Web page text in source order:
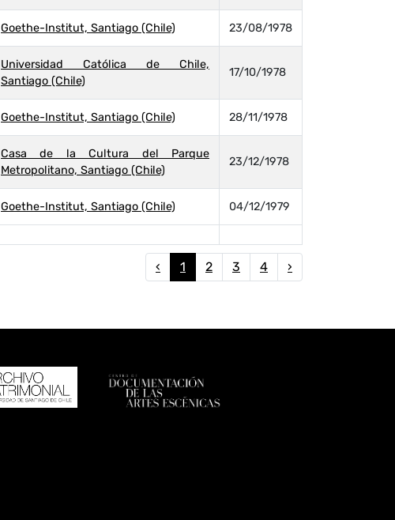
Goethe-Institut, Santiago (Chile) 23/08/1978
Universidad Católica de Chile,
Santiago (Chile)
17/10/1978
Goethe-Institut, Santiago (Chile) 28/11/1978
Casa de la Cultura del Parque
Metropolitano, Santiago (Chile)
23/12/1978
Goethe-Institut, Santiago (Chile) 04/12/1979
‹ 1 2 3 4 ›